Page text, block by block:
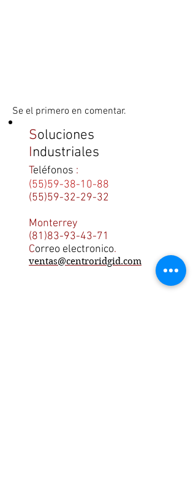
Se el primero en comentar.
Soluciones
Industriales
Teléfonos :
(55)59-38-10-88
(55)59-32-29-32
Monterrey
(81)83-93-43-71
Correo electronico.
ventas@centroridgid.com